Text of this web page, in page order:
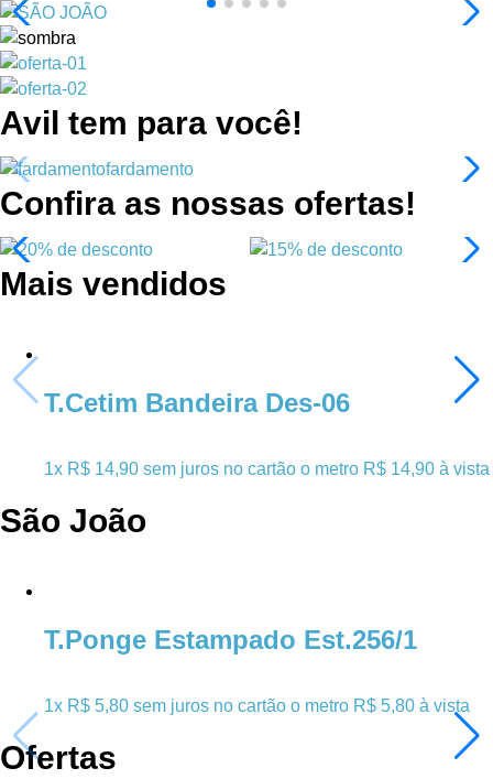
Avil tem para você!
fardamento
Confira as nossas ofertas!
Mais vendidos
T.Cetim Bandeira Des-06
1x R$ 14,90 sem juros no cartão o metro R$ 14,90 à vista
São João
T.Ponge Estampado Est.256/1
1x R$ 5,80 sem juros no cartão o metro R$ 5,80 à vista
Ofertas